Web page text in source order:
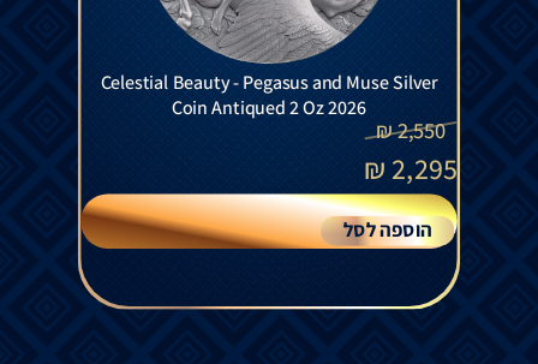
Celestial Beauty - Pegasus and Muse Silver
Coin Antiqued 2 Oz 2026
2,550
₪
2,295
₪
הוספה לסל